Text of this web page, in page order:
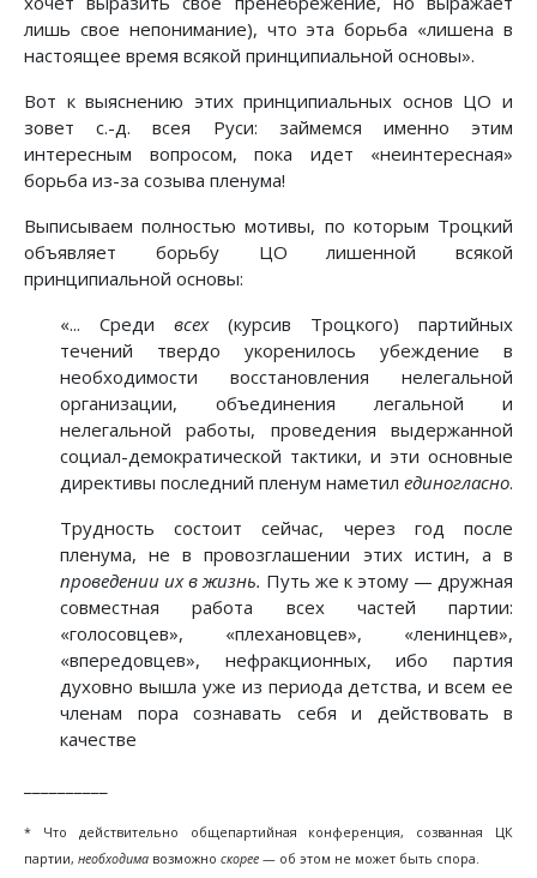
лишь свое непонимание), что эта борьба «лишена в
настоящее время всякой принципиальной основы».
Вот к выяснению этих принципиальных основ ЦО и
зовет с.-д. всея Руси: займемся именно этим
интересным вопросом, пока идет «неинтересная»
борьба из-за созыва пленума!
Выписываем полностью мотивы, по которым Троцкий
объявляет борьбу ЦО лишенной всякой
принципиальной основы:
«... Среди всех(курсив Троцкого) партийных
течений твердо укоренилось убеждение в
необходимости восстановления нелегальной
организации, объединения легальной и
нелегальной работы, проведения выдержанной
социал-демократической тактики, и эти основные
директивы последний пленум наметил единогласно.
Трудность состоит сейчас, через год после
пленума, не в провозглашении этих истин, а в
проведении их в жизнь. Путь же к этому — дружная
совместная работа всех частей партии:
«голосовцев», «плехановцев», «ленинцев»,
«впередовцев», нефракционных, ибо партия
духовно вышла уже из периода детства, и всем ее
членам пора сознавать себя и действовать в
качестве
* Что действительно общепартийная конференция, созванная ЦК
партии, необходима возможно скорее — об этом не может быть спора.